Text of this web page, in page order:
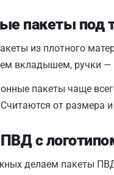
пакеты под
из плотного
вкладышем, ручки —
пакеты чаще
от размера
с
делаем пакеты